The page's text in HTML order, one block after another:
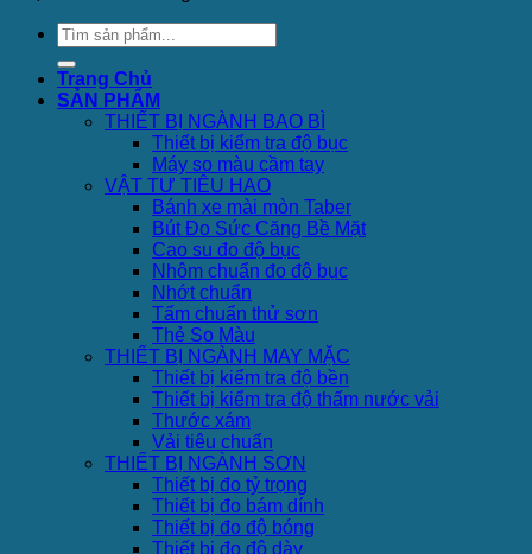
Trang Chủ
SẢN PHẨM
THIẾT BỊ NGÀNH BAO BÌ
Thiết bị kiểm tra độ bục
Máy so màu cầm tay
VẬT TƯ TIÊU HAO
Bánh xe mài mòn Taber
Bút Đo Sức Căng Bề Mặt
Cao su đo độ bục
Nhôm chuẩn đo độ bục
Nhớt chuẩn
Tấm chuẩn thử sơn
Thẻ So Màu
THIẾT BỊ NGÀNH MAY MẶC
Thiết bị kiểm tra độ bền
Thiết bị kiểm tra độ thấm nước vải
Thước xám
Vải tiêu chuẩn
THIẾT BỊ NGÀNH SƠN
Thiết bị đo tỷ trọng
Thiết bị đo bám dính
Thiết bị đo độ bóng
Thiết bị đo độ dày